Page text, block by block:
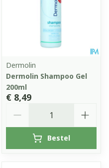
Dermolin
Dermolin Shampoo Gel
200ml
€ 8,49
Bestel